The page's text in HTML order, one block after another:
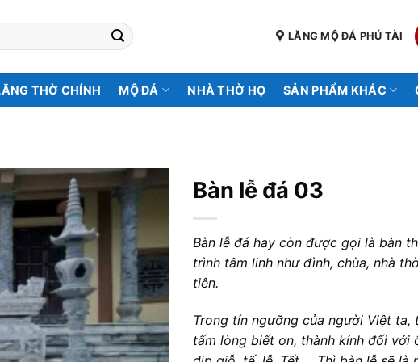
LĂNG MỘ ĐÁ PHÚ TÀI
THỜ CHÍNH MỘ ĐÁ NHÀ THỜ HỌ SẢN PHẨM KHÁC
Bàn lễ đá 03
Bàn lễ đá hay còn được gọi là bàn
trình tâm linh như đình, chùa, nhà
tiên.
Trong tín ngưỡng của người Việt
tấm lòng biết ơn, thành kính đối với